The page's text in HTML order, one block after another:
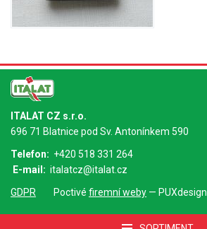
ITALAT CZ s.r.o.
696 71 Blatnice pod Sv. Antonínkem 590
Telefon: +420 518 331 264
E-mail: italatcz@italat.cz
GDPR
Poctivé firemní weby — PUXdesign.